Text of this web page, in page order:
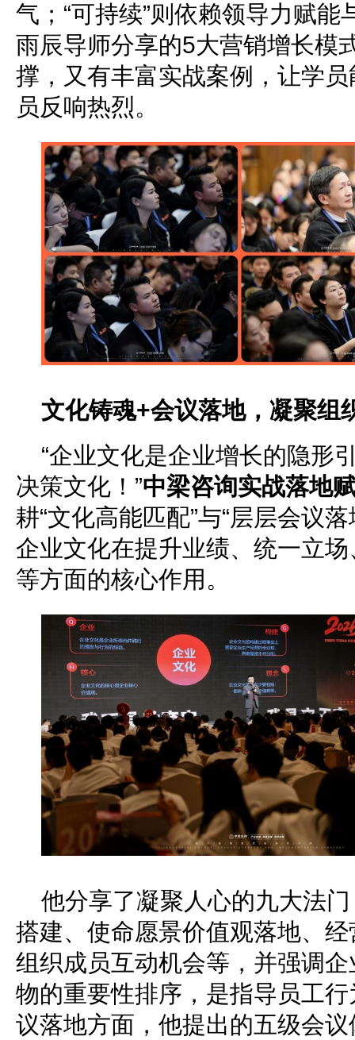
气；“可持续”则依赖领导力赋
雨辰导师分享的5大营销增长模
撑，又有丰富实战案例，让学
员反响热烈。
文化铸魂+会议落地，凝聚组
“企业文化是企业增长的隐形
决策文化！”中梁咨询实战落地
耕“文化高能匹配”与“层层会议
企业文化在提升业绩、统一立
等方面的核心作用。
他分享了凝聚人心的九大法
搭建、使命愿景价值观落地、
组织成员互动机会等，并强调
物的重要性排序，是指导员工
议落地方面，他提出的五级会